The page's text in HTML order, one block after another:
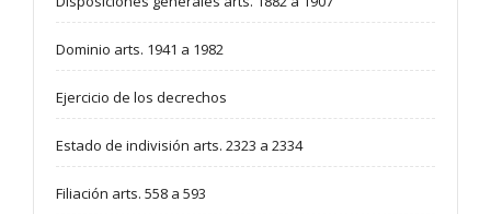
Dominio arts. 1941 a 1982
Ejercicio de los decrechos
Estado de indivisión arts. 2323 a 2334
Filiación arts. 558 a 593